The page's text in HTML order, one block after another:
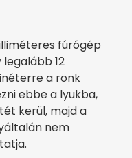
fúrógép
12
a rönk
ebbe a lyukba,
kerül, majd a
nem